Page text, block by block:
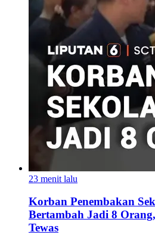
23 menit lalu
Korban Penembakan
Bertambah Jadi 8
Tewas